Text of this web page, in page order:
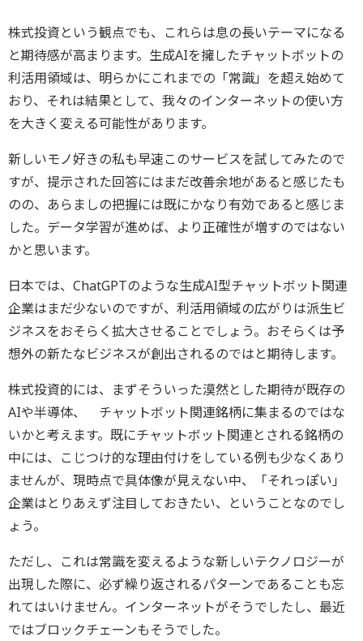
株式投資という観点でも、これらは息の長いテーマになる
と期待感が高まります。生成AIを擁したチャットボットの
利活用領域は、明らかにこれまでの「常識」を超え始めて
おり、それは結果として、我々のインターネットの使い方
を大きく変える可能性があります。
新しいモノ好きの私も早速このサービスを試してみたので
すが、提示された回答にはまだ改善余地があると感じたも
のの、あらましの把握には既にかなり有効であると感じま
した。データ学習が進めば、より正確性が増すのではない
かと思います。
日本では、ChatGPTのような生成AI型チャットボット関連
企業はまだ少ないのですが、利活用領域の広がりは派生ビ
ジネスをおそらく拡大させることでしょう。おそらくは予
想外の新たなビジネスが創出されるのではと期待します。
株式投資的には、まずそういった漠然とした期待が既存の
AIや半導体、 チャットボット関連銘柄に集まるのではな
いかと考えます。既にチャットボット関連とされる銘柄の
中には、こじつけ的な理由付けをしている例も少なくあり
ませんが、現時点で具体像が見えない中、「それっぽい」
企業はとりあえず注目しておきたい、ということなのでし
ょう。
ただし、これは常識を変えるような新しいテクノロジーが
出現した際に、必ず繰り返されるパターンであることも忘
れてはいけません。インターネットがそうでしたし、最近
ではブロックチェーンもそうでした。